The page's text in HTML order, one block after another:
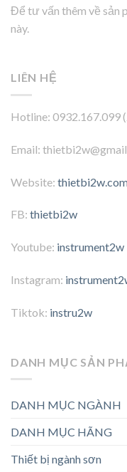
Để tư vấn thêm về sản
này.
LIÊN HỆ
Hotline: 0932.167.099
Email:
Website:
FB: thietbi2w
Youtube: instrument2w
Instagram:
Tiktok: instru2w
DANH MỤC SẢN
DANH MỤC NGÀNH
DANH MỤC HÃNG
Thiết bị ngành sơn